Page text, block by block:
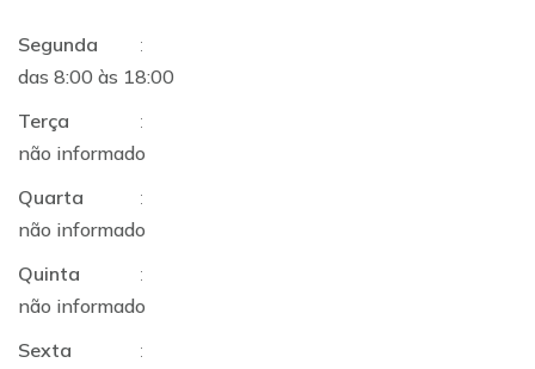
Segunda
:
das 8:00 às 18:00
Terça
:
não informado
Quarta
:
não informado
Quinta
:
não informado
Sexta
: